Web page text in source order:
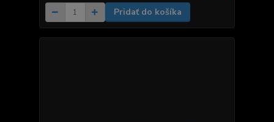
Pridať do košíka